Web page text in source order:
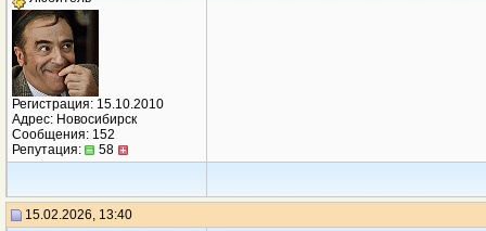
Регистрация: 15.10.2010
Адрес: Новосибирск
Сообщения: 152
Репутация:
58
15.02.2026, 13:40